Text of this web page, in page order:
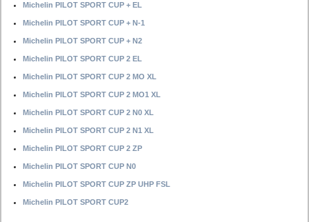
Michelin PILOT SPORT CUP + EL
Michelin PILOT SPORT CUP + N-1
Michelin PILOT SPORT CUP + N2
Michelin PILOT SPORT CUP 2 EL
Michelin PILOT SPORT CUP 2 MO XL
Michelin PILOT SPORT CUP 2 MO1 XL
Michelin PILOT SPORT CUP 2 N0 XL
Michelin PILOT SPORT CUP 2 N1 XL
Michelin PILOT SPORT CUP 2 ZP
Michelin PILOT SPORT CUP N0
Michelin PILOT SPORT CUP ZP UHP FSL
Michelin PILOT SPORT CUP2